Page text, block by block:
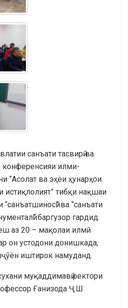
санъати тасвирӣ ва
конференсияи илми-
“Асолат ва эҳёи ҳунарҳои
истиқлолият” тибқи нақшаи
ва “санъати
баргузор гардид.
аз 20 – мақолаи илмӣ
он устодони донишкада,
иштирок намуданд.
муқаддимавӣ ректори
Ғанизода Ҷ.Ш